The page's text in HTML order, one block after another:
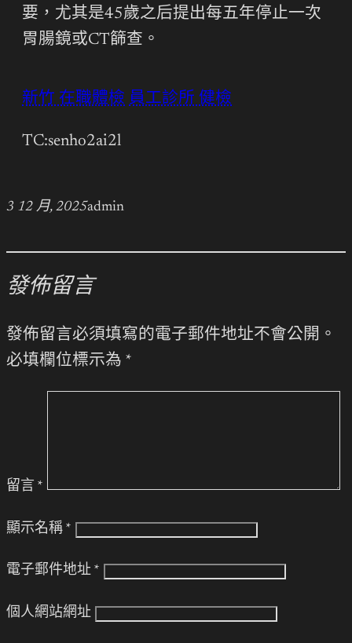
要，尤其是45歲之后提出每五年停止一次
胃腸鏡或CT篩查。
新竹 在職體檢 員工診所 健檢
TC:senho2ai2l
3 12 月, 2025admin
發佈留言
發佈留言必須填寫的電子郵件地址不會公開。
必填欄位標示為 *
留言 *
顯示名稱 *
電子郵件地址 *
個人網站網址